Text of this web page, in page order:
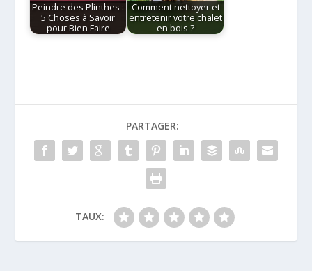
Peindre des Plinthes :
5 Choses à Savoir
pour Bien Faire
Comment nettoyer et
entretenir votre chalet
en bois ?
PARTAGER:
TAUX: